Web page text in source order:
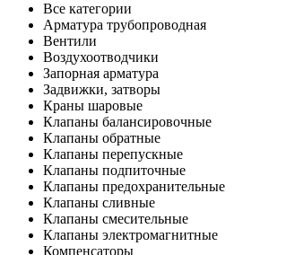
Все категории
Арматура трубопроводная
Вентили
Воздухоотводчики
Запорная арматура
Задвижки, затворы
Краны шаровые
Клапаны балансировочные
Клапаны обратные
Клапаны перепускные
Клапаны подпиточные
Клапаны предохранительные
Клапаны сливные
Клапаны смесительные
Клапаны электромагнитные
Компенсаторы